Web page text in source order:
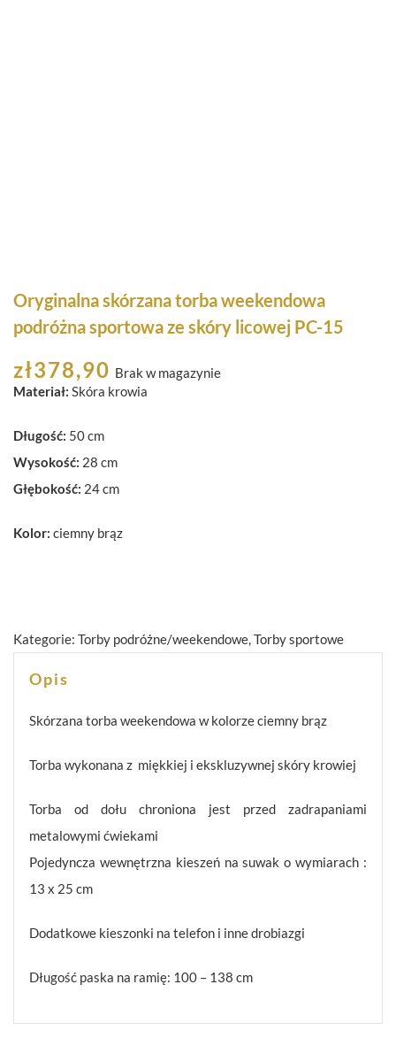
Oryginalna skórzana torba weekendowa
podróżna sportowa ze skóry licowej PC-15
zł378,90 Brak w magazynie
Materiał: Skóra krowia
Długość: 50 cm
Wysokość: 28 cm
Głębokość: 24 cm
Kolor: ciemny brąz
Kategorie: Torby podróżne/weekendowe Torby sportowe
Opis
Skórzana torba weekendowa w kolorze ciemny brąz
Torba wykonana z miękkiej i ekskluzywnej skóry krowiej
Torba od dołu chroniona jest przed zadrapaniami
metalowymi ćwiekami
Pojedyncza wewnętrzna kieszeń na suwak o wymiarach :
13 x 25 cm
Dodatkowe kieszonki na telefon i inne drobiazgi
Długość paska na ramię: 100 – 138 cm